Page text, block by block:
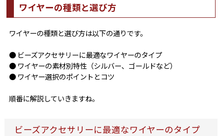
ワイヤーの種類と選び方
ワイヤーの種類と選び方は以下の通りです。
● ビーズアクセサリーに最適なワイヤーのタイプ
● ワイヤーの素材別特性（シルバー、ゴールドなど）
● ワイヤー選択のポイントとコツ
順番に解説していきますね。
ビーズアクセサリーに最適なワイヤーのタイプ